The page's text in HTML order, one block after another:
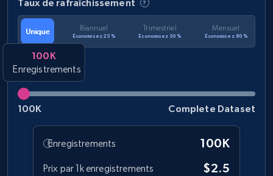
Taux de rafraîchissement
Unique Biannuel
Économisez 25 %
Trimestriel
Économisez 50 %
Mensuel
Économisez 80 %
100K
Enregistrements
100K Complete Dataset
Enregistrements 100K
Prix par 1k enregistrements $2.5